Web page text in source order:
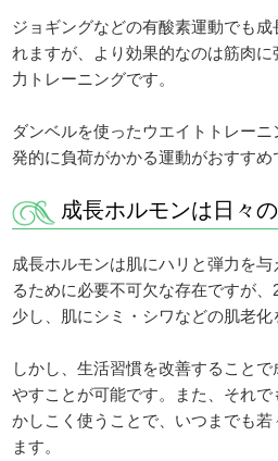
ジョギングなどの有酸素運動でも
れますが、より効果的なのは筋肉
力トレーニングです。
ダンベルを使ったウエイトトレー
発的に負荷がかかる運動がおすすめ
成長ホルモンは日々
成長ホルモンは肌にハリと弾力を
るために必要不可欠な存在ですが
少し、肌にシミ・シワなどの肌老化
しかし、生活習慣を改善すること
やすことが可能です。また、それ
かしこく使うことで、いつまでも
ます。